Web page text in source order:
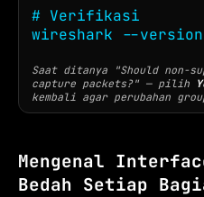
# Verifikasi
wireshark --version
Saat ditanya "Should non-
capture packets?" — pilih
kembali agar perubahan
Mengenal
Bedah Setiap